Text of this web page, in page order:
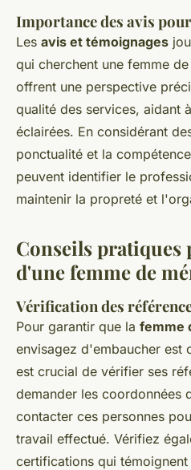
Importance des avis
Les avis et témoignages
qui cherchent une femme
offrent une perspective
qualité des services, aidant
éclairées. En considérant
ponctualité et la
peuvent identifier le
maintenir la propreté et
Conseils pratiques
d'une femme de
Vérification des
Pour garantir que la femme
envisagez d'embaucher est
est crucial de vérifier ses
demander les coordonnées
contacter ces personnes
travail effectué. Vérifiez
certifications qui témoignent